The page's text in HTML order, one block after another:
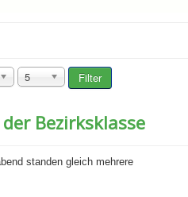
5 Filter
Bezirksklasse
standen gleich mehrere